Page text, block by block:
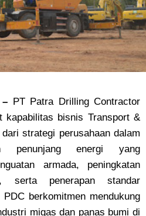
PT Patra Drilling Contractor
kapabilitas bisnis Transport &
strategi perusahaan dalam
penunjang energi yang
armada, peningkatan
serta penerapan standar
berkomitmen mendukung
migas dan panas bumi di